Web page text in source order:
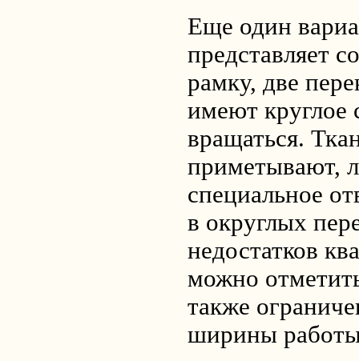
Еще один
представляет
рамку, две
имеют круглое
вращаться.
приметывают,
специальное
в округлых
недостатков
можно
также
ширины